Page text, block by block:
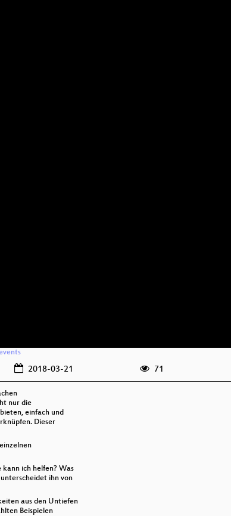
2018-03-21 71
nur die
einfach und
Dieser
ich helfen? Was
ihn von
aus den Untiefen
Beispielen